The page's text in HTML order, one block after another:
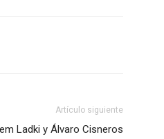
Artículo siguiente
Ladki y Álvaro Cisneros